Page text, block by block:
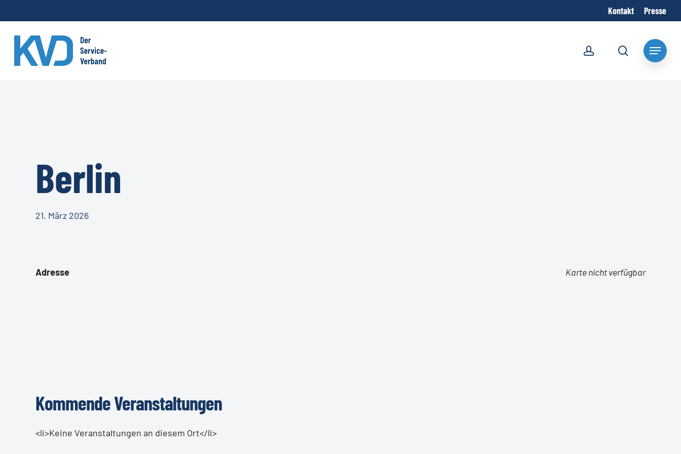
to
main
content
Kontakt Presse
Menu
search
Berlin
21. März 2026
Karte nicht verfügbar
Adresse
Kommende Veranstaltungen
<li>Keine Veranstaltungen an diesem Ort</li>